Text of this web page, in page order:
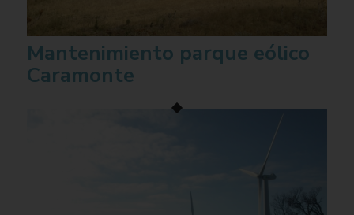
Mantenimiento parque eólico
Caramonte